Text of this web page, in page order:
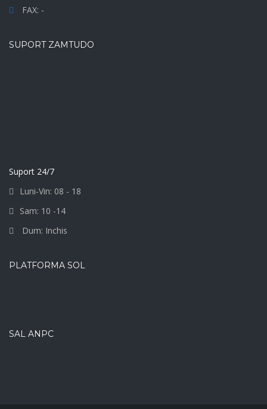
FAX: -
SUPORT ZAMTUDO
Suport 24/7
Luni-Vin: 08 - 18
Sam: 10 -14
Dum: Inchis
PLATFORMA SOL
SAL ANPC